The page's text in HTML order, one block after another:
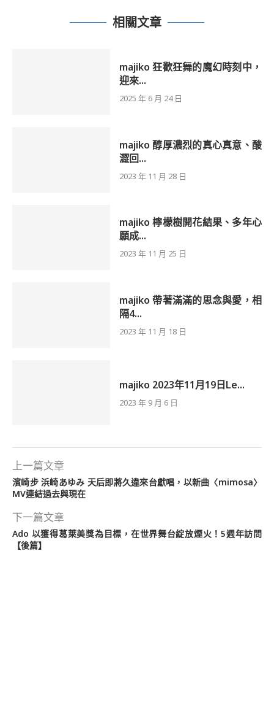
相關文章
majiko 狂歡狂舞的魔幻時刻中，
迎來...
2025 年 6 月 24 日
majiko 醇厚濃烈的真心真意、酸
澀回...
2023 年 11 月 28 日
majiko 檸檬樹開花結果、多年心
願成...
2023 年 11 月 25 日
majiko 帶著滿滿的思念與愛，相
隔4...
2023 年 11 月 18 日
majiko 2023年11月19日Le...
2023 年 9 月 6 日
上一篇文章
濱崎步 浜崎あゆみ 天后即將久違來台獻唱，以新曲〈mimosa〉
MV連結過去與現在
下一篇文章
Ado 以獲得葛萊美獎為目標，在世界舞台綻放煙火！5週年訪問
【後篇】